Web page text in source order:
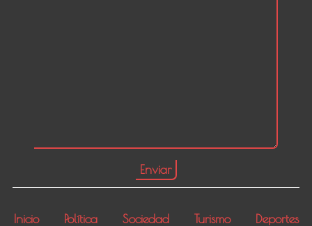
Inicio Política Sociedad Turismo Deportes